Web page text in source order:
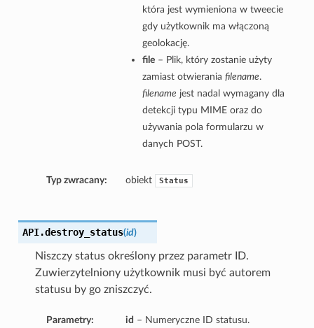
która jest wymieniona w tweecie
gdy użytkownik ma włączoną
geolokację.
file– Plik, który zostanie użyty
zamiast otwierania filename.
filename jest nadal wymagany dla
detekcji typu MIME oraz do
używania pola formularzu w
danych POST.
Typ zwracany: obiekt Status
API.destroy_status(id)
Niszczy status określony przez parametr ID.
Zuwierzytelniony użytkownik musi być autorem
statusu by go zniszczyć.
Parametry: id – Numeryczne ID statusu.